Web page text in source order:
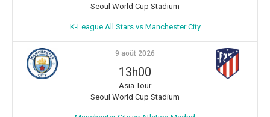
Seoul World Cup Stadium
K-League All Stars vs Manchester City
9 août 2026
13h00
Asia Tour
Seoul World Cup Stadium